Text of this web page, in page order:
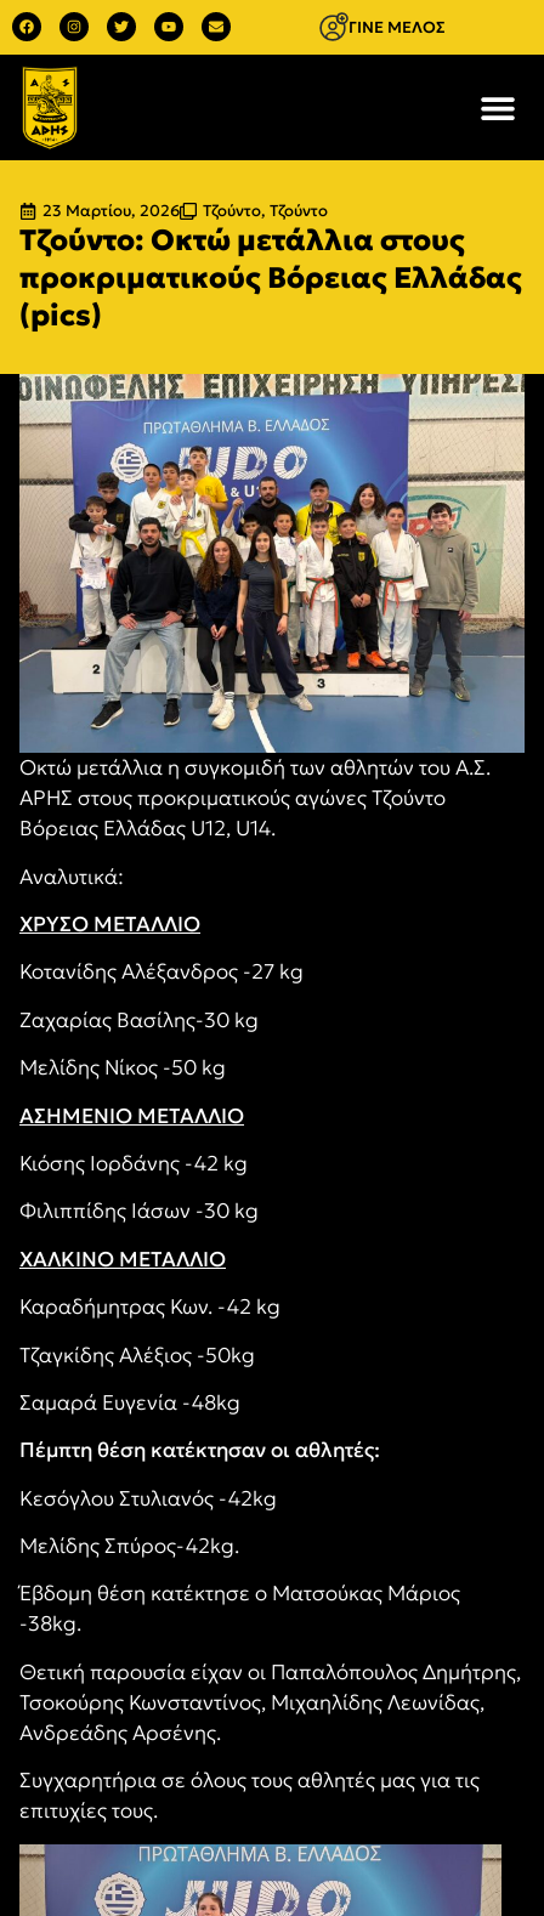
ΓΙΝΕ ΜΕΛΟΣ
23 Μαρτίου, 2026 Τζούντο, Τζούντο
Τζούντο: Οκτώ μετάλλια στους
προκριματικούς Βόρειας Ελλάδας
(pics)
Οκτώ μετάλλια η συγκομιδή των αθλητών του Α.Σ.
ΑΡΗΣ στους προκριματικούς αγώνες Τζούντο
Βόρειας Ελλάδας U12, U14.
Αναλυτικά:
ΧΡΥΣΟ ΜΕΤΑΛΛΙΟ
Κοτανίδης Αλέξανδρος -27 kg
Ζαχαρίας Βασίλης-30 kg
Mελίδης Νίκος -50 kg
ΑΣΗΜΕΝΙΟ ΜΕΤΑΛΛΙΟ
Κιόσης Ιορδάνης -42 kg
Φιλιππίδης Ιάσων -30 kg
ΧΑΛΚΙΝΟ ΜΕΤΑΛΛΙΟ
Καραδήμητρας Κων. -42 kg
Τζαγκίδης Αλέξιος -50kg
Σαμαρά Ευγενία -48kg
Πέμπτη θέση κατέκτησαν οι αθλητές:
Κεσόγλου Στυλιανός -42kg
Μελίδης Σπύρος-42kg.
Έβδομη θέση κατέκτησε ο Ματσούκας Μάριος
-38kg.
Θετική παρουσία είχαν οι Παπαλόπουλος Δημήτρης,
Τσοκούρης Κωνσταντίνος, Μιχαηλίδης Λεωνίδας,
Ανδρεάδης Αρσένης.
Συγχαρητήρια σε όλους τους αθλητές μας για τις
επιτυχίες τους.